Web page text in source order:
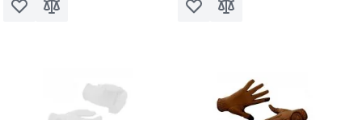
Dodaj u listu želja
Dodaj za poređenje Dodaj u listu želja
Dodaj za poređenje